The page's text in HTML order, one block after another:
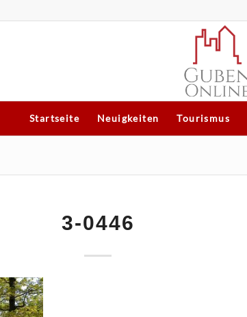
Startseite Neuigkeiten Tourismus
3-0446